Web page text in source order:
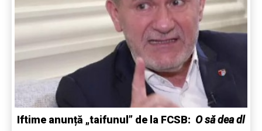
Iftime anunță „taifunul” de la FCSB: O să dea dl